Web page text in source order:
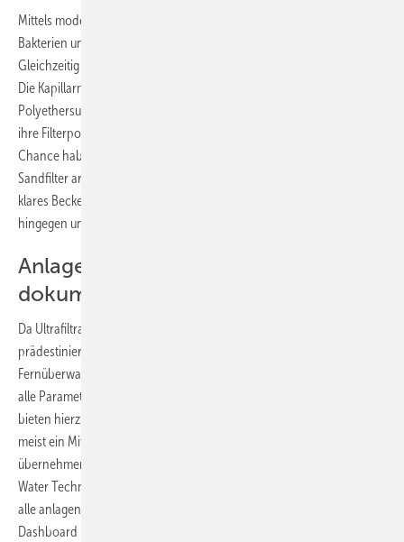
Mittels moderner Membrantechnik lassen sich einerseits Viren,
Bakterien und Keime vollständig aus dem Badewasser entfernen.
Gleichzeitig profitieren Betreiber von einer hohen Wasserausbeute.
Die Kapillarmembranen der Ultrafiltration bestehen aus
Polyethersulfon-Hohlfasern. Mit einer Größe von nur 0,01 µm sind
ihre Filterporen so winzig, dass weder Bakterien noch Viren eine
Chance haben, sie zu passieren. Gegenüber einem herkömmlichen
Sandfilter arbeitet die Ultrafiltration 200-mal feiner und liefert absolut
klares Beckenwasser. Gelöste Stoffe und Salze können die Membran
hingegen ungehindert passieren.
Anlagenrelevante Daten
dokumentieren
Da Ultrafiltrationsanlagen weitgehend automatisiert arbeiten, sind sie
prädestiniert für die Anbindung an eine zentrale Steuerung mit
Fernüberwachung. Ihr Betrieb wird dadurch permanent überwacht,
alle Parameter kontrolliert und dokumentiert. Verschiedene Hersteller
bieten hierzu unterschiedliche zusätzliche Services an. War früher
meist ein Mitarbeiter für die zeitaufwendigen Aufgaben abgestellt,
übernehmen heute Tools, wie beispielsweise Aquavista von Veolia
Water Technologies, diesen Part. Die Software sammelt automatisch
alle anlagenrelevanten Informationen und stellt sie über ein
Dashboard per Webportal bereit. Die eigenen Mitarbeiter, aber auch